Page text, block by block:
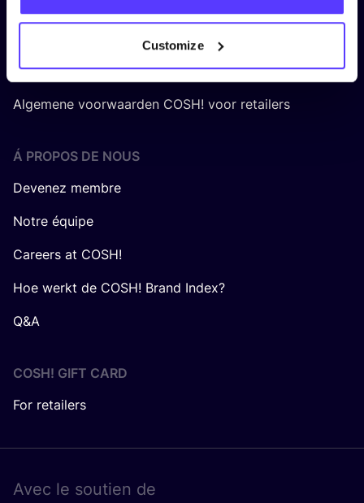
Customize
Politique en matière de cookies
Terms & Conditions platform
Algemene voorwaarden COSH! voor retailers
Á PROPOS DE NOUS
Devenez membre
Notre équipe
Careers at COSH!
Hoe werkt de COSH! Brand Index?
Q&A
COSH! GIFT CARD
For retailers
Avec le sou­tien de